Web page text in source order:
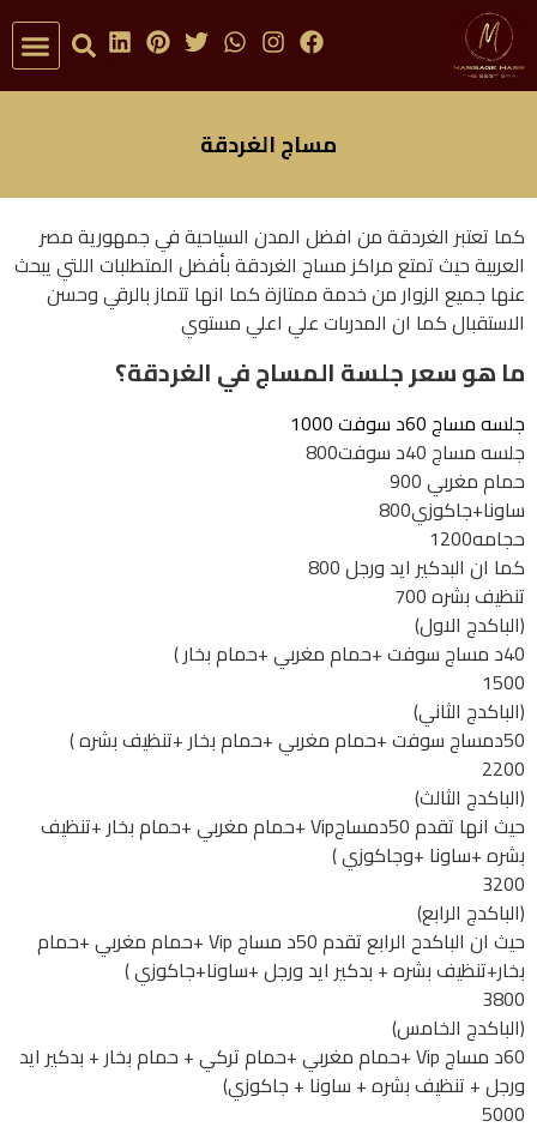
مساج الغردقة
كما تعتبر الغردقة من افضل المدن السياحية في جمهورية مصر
العربية حيث تمتع مراكز مساج الغردقة بأفضل المتطلبات اللتي يبحث
عنها جميع الزوار من خدمة ممتازة كما انها تتماز بالرقي وحسن
الاستقبال كما ان المدربات علي اعلي مستوي
ما هو سعر جلسة المساج في الغردقة؟
جلسه مساج 60د سوفت 1000
جلسه مساج 40د سوفت800
حمام مغربي 900
ساونا+جاكوزي800
حجامه1200
كما ان البدكير ايد ورجل 800
تنظيف بشره 700
(الباكدج الاول)
40د مساج سوفت +حمام مغربي +حمام بخار )
1500
(الباكدج الثاني)
50دمساج سوفت +حمام مغربي +حمام بخار +تنظيف بشره )
2200
(الباكدج الثالث)
حيث انها تقدم 50دمساجVip +حمام مغربي +حمام بخار +تنظيف
بشره +ساونا +وجاكوزي )
3200
(الباكدج الرابع)
حيث ان الباكدح الرابع تقدم 50د مساج Vip +حمام مغربي +حمام
بخار+تنظيف بشره + بدكير ايد ورجل +ساونا+جاكوزي )
3800
(الباكدج الخامس)
60د مساج Vip +حمام مغربي +حمام تركي + حمام بخار + بدكير ايد
ورجل + تنظيف بشره + ساونا + جاكوزي)
5000